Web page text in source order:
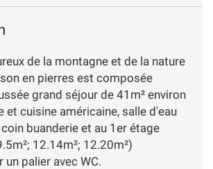
de la montagne et de la nature
en pierres est composée
grand séjour de 41m² environ
et cuisine américaine, salle d'eau
buanderie et au 1er étage
12.14m²; 12.20m²)
palier avec WC.